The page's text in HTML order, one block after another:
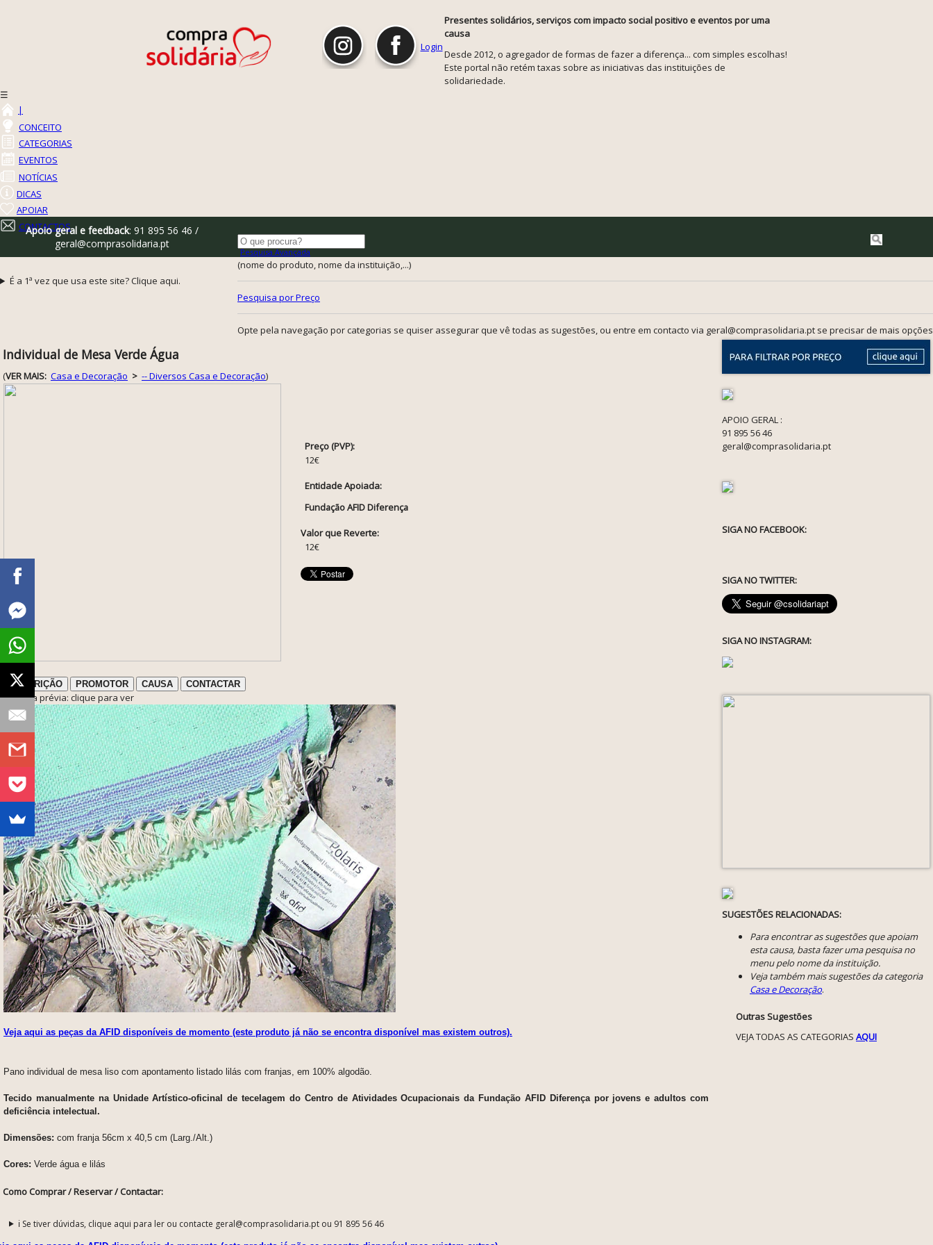
Login
Presentes solidários, serviços com impacto social positivo e eventos por uma
causa
Desde 2012, o agregador de formas de fazer a diferença... com simples escolhas!
Este portal não retém taxas sobre as iniciativas das instituições de
solidariedade.
☰
|
CONCEITO
CATEGORIAS
EVENTOS
NOTÍCIAS
DICAS
APOIAR
CONTACTOS
Pesquisa Avançada
(nome do produto, nome da instituição,...)
Pesquisa por Preço
Opte pela navegação por categorias se quiser assegurar que vê todas as sugestões, ou entre em contacto via geral@comprasolidaria.pt se precisar de mais opções
Apoio geral e feedback: 91 895 56 46 /
geral@comprasolidaria.pt
É a 1ª vez que usa este site? Clique aqui.
Individual de Mesa Verde Água
(VER MAIS: Casa e Decoração > -- Diversos Casa e Decoração)
Preço (PVP):
12€
Entidade Apoiada:
Fundação AFID Diferença
Valor que Reverte:
12€
DESCRIÇÃO PROMOTOR CAUSA CONTACTAR
ℹ️ Nota prévia: clique para ver
Veja aqui as peças da AFID disponíveis de momento (este produto já não se encontra disponível mas existem outros).
Pano individual de mesa liso com apontamento listado lilás com franjas, em 100% algodão.
Tecido manualmente na Unidade Artístico-oficinal de tecelagem do Centro de Atividades Ocupacionais da Fundação AFID Diferença por jovens e adultos com
deficiência intelectual.
Dimensões: com franja 56cm x 40,5 cm (Larg./Alt.)
Cores: Verde água e lilás
Como Comprar / Reservar / Contactar:
ℹ️ Se tiver dúvidas, clique aqui para ler ou contacte geral@comprasolidaria.pt ou 91 895 56 46
APOIO GERAL :
91 895 56 46
geral@comprasolidaria.pt
SIGA NO FACEBOOK:
SIGA NO TWITTER:
SIGA NO INSTAGRAM:
SUGESTÕES RELACIONADAS:
Para encontrar as sugestões que apoiam
esta causa, basta fazer uma pesquisa no
menu pelo nome da instituição.
Veja também mais sugestões da categoria
Casa e Decoração.
Outras Sugestões
VEJA TODAS AS CATEGORIAS AQUI